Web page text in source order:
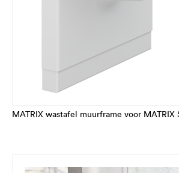
MATRIX wastafel muurframe voor MATRIX